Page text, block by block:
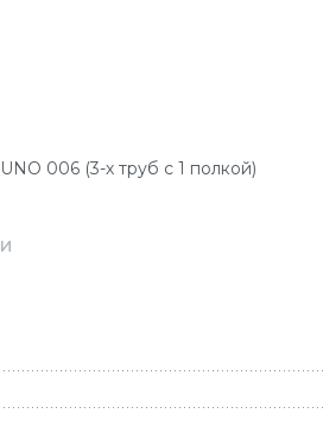
006 (3-х труб с 1 полкой)